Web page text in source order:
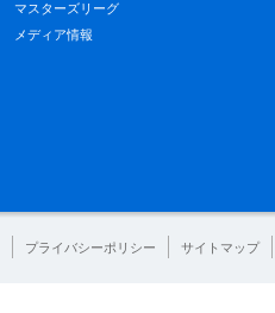
マスターズリーグ
メディア情報
プライバシーポリシー サイトマップ